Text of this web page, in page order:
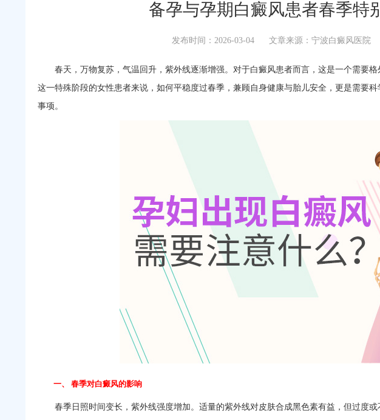
备孕与孕期白癜风患者春季特
发布时间：2026-03-04 文章来源：宁波白癜风医院
春天，万物复苏，气温回升，紫外线逐渐增强。对于白癜风患者而言，这是一个需要格
这一特殊阶段的女性患者来说，如何平稳度过春季，兼顾自身健康与胎儿安全，更是需要
事项。
一、 春季对白癜风的影响
春季日照时间变长，紫外线强度增加。适量的紫外线对皮肤合成黑色素有益，但过度或